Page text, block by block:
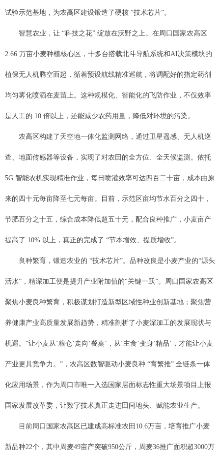
试验示范基地，为农高区建设锻造了硬核 “技术芯片”。
智慧农业，让 “科技之花” 绽放在沃野之上。在周口国家农高区
2.66 万亩小麦种植核心区，十多台搭载北斗导航系统和AI决策模块的
植保无人机腾空而起，循着预设航线精准巡航，将调配好的指定药剂
均匀雾化喷洒在麦苗上。这种规模化、智能化的飞防作业，不仅效率
是人工的 10 倍以上，还能减少农药用量，降低对环境的污染。
农高区构建了天空地一体化监测网络，通过卫星遥感、无人机巡
查、地面传感器等设备，实现了对农田的全方位、全天候监测。依托
5G 智能农机实现精准作业，每日喷灌效率可达四百二十亩，成本由原
来的四十元每亩降至七元每亩。目前，示范区亩均节水百分之四十，
节肥百分之十五，综合成本降低超五十元，配合良种推广，小麦亩产
提高了 10% 以上，真正的完成了 “节本增效、提质增收”。
良种繁育，锻造农业的 “技术芯片”。品种改良是小麦产业的“源头
活水”，精深加工便是提升产业附加值的“关键一跃”。周口国家农高区
聚焦小麦良种繁育，积极谋划打造新型区域性种业创新基地；聚焦营
养健康产业高质量发展新趋势，精准剖析了小麦深加工的发展现状与
机遇。“让小麦从‘粮仓’走向‘餐桌’，从‘主食’变身‘精品’，才能让小麦
产业更具竞争力。”，农高区数智驱动小麦良种 “育繁推” 全链条一体
化应用场景，作为周口市唯一入选国家层面标志性重大场景项目上报
国家发展改革委，让数字技术真正走进田间地头、赋能农业生产。
目前周口国家农高区已建成高标准农田10.6万亩，培育推广小麦
新品种22个，其中周麦49亩产突破950公斤，周麦36推广面积超3000万